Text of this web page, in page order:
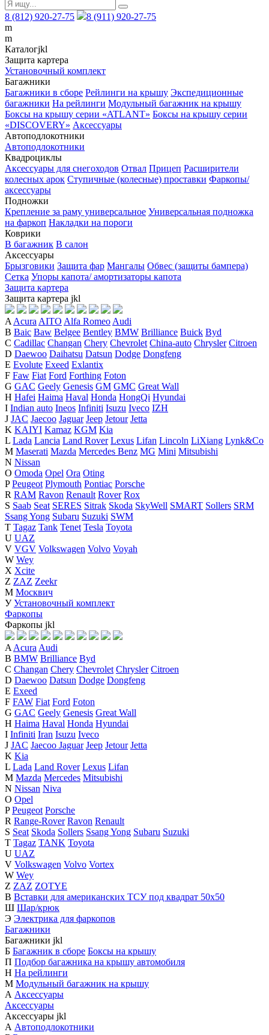
8 (812) 920-27-75
8 (911) 920-27-75
m
m
Каталогjkl
Защита картера
Установочный комплект
Багажники
Багажники в сборе Рейлинги на крышу Экспедиционные
багажники На рейлинги Модульный багажник на крышу
Боксы на крышу серии «ATLANT» Боксы на крышу серии
«DISCOVERY» Аксессуары
Автоподлокотники
Автоподлокотники
Квадроциклы
Аксессуары для снегоходов Отвал Прицеп Расширители
колесных арок Ступичные (колесные) проставки Фаркопы/
аксессуары
Подножки
Крепление за раму универсальное Универсальная подножка
на фаркоп Накладки на пороги
Коврики
В багажник В салон
Аксессуары
Брызговики Защита фар Мангалы Обвес (защиты бампера)
Сетка Упоры капота/ амортизаторы капота
Защита картера
Защита картера jkl
A Acura AITO Alfa Romeo Audi
B Baic Baw Belgee Bentley BMW Brilliance Buick Byd
C Cadillac Changan Chery Chevrolet China-auto Chrysler Citroen
D Daewoo Daihatsu Datsun Dodge Dongfeng
E Evolute Exeed Exlantix
F Faw Fiat Ford Forthing Foton
G GAC Geely Genesis GM GMC Great Wall
H Hafei Haima Haval Honda HongQi Hyundai
I Indian auto Ineos Infiniti Isuzu Iveco IZH
J JAC Jaecoo Jaguar Jeep Jetour Jetta
K KAIYI Kamaz KGM Kia
L Lada Lancia Land Rover Lexus Lifan Lincoln LiXiang Lynk&Co
M Maserati Mazda Mercedes Benz MG Mini Mitsubishi
N Nissan
O Omoda Opel Ora Oting
P Peugeot Plymouth Pontiac Porsche
R RAM Ravon Renault Rover Rox
S Saab Seat SERES Sitrak Skoda SkyWell SMART Sollers SRM
Ssang Yong Subaru Suzuki SWM
T Tagaz Tank Tenet Tesla Toyota
U UAZ
V VGV Volkswagen Volvo Voyah
W Wey
X Xcite
Z ZAZ Zeekr
М Москвич
У Установочный комплект
Фаркопы
Фаркопы jkl
A Acura Audi
B BMW Brilliance Byd
C Changan Chery Chevrolet Chrysler Citroen
D Daewoo Datsun Dodge Dongfeng
E Exeed
F FAW Fiat Ford Foton
G GAC Geely Genesis Great Wall
H Haima Haval Honda Hyundai
I Infiniti Iran Isuzu Iveco
J JAC Jaecoo Jaguar Jeep Jetour Jetta
K Kia
L Lada Land Rover Lexus Lifan
M Mazda Mercedes Mitsubishi
N Nissan Niva
O Opel
P Peugeot Porsche
R Range-Rover Ravon Renault
S Seat Skoda Sollers Ssang Yong Subaru Suzuki
T Tagaz TANK Toyota
U UAZ
V Volkswagen Volvo Vortex
W Wey
Z ZAZ ZOTYE
В Вставки для американских ТСУ под квадрат 50х50
Ш Шар/крюк
Э Электрика для фаркопов
Багажники
Багажники jkl
Б Багажник в сборе Боксы на крышу
П Подбор багажника на крышу автомобиля
Н На рейлинги
М Модульный багажник на крышу
А Аксессуары
Аксессуары
Аксессуары jkl
А Автоподлокотники